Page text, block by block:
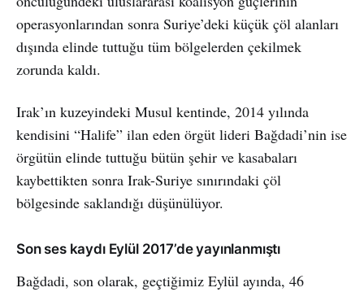
operasyonlarından sonra Suriye’deki küçük çöl alanları
dışında elinde tuttuğu tüm bölgelerden çekilmek
zorunda kaldı.
Irak’ın kuzeyindeki Musul kentinde, 2014 yılında
kendisini “Halife” ilan eden örgüt lideri Bağdadi’nin ise
örgütün elinde tuttuğu bütün şehir ve kasabaları
kaybettikten sonra Irak-Suriye sınırındaki çöl
bölgesinde saklandığı düşünülüyor.
Son ses kaydı Eylül 2017’de yayınlanmıştı
Bağdadi, son olarak, geçtiğimiz Eylül ayında, 46